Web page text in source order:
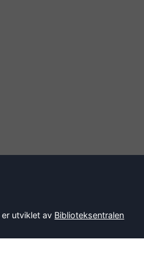
er utviklet av Biblioteksentralen